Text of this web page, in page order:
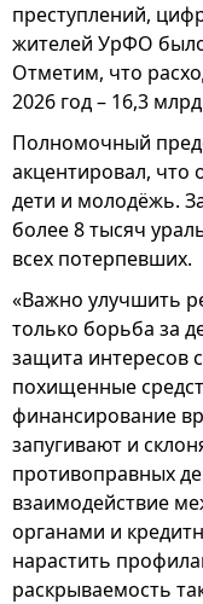
преступлений,
жителей УрФО
Отметим, что
2026 год – 16,3
Полномочный
акцентировал,
дети и молодёжь.
более 8 тысяч
всех потерпевших.
«Важно улучшить
только борьба за
защита интересов
похищенные
финансирование
запугивают и
противоправных
взаимодействие
органами и
нарастить
раскрываемость